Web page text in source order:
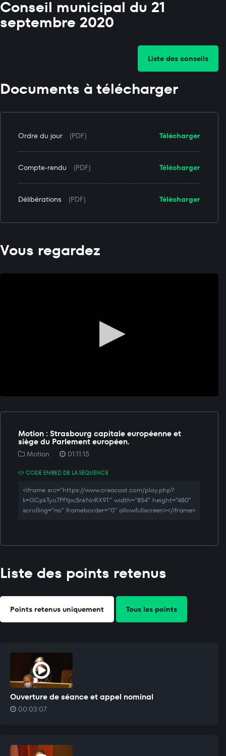
Conseil municipal du 21
septembre 2020
Liste des conseils
Documents à télécharger
Télécharger
Ordre du jour (PDF)
Télécharger
Compte-rendu (PDF)
Télécharger
Délibérations (PDF)
Vous regardez
Motion : Strasbourg capitale européenne et
siège du Parlement européen.
Motion 01:11:15
CODE EMBED DE LA SÉQUENCE
<iframe src="https://www.creacast.com/play.php?
k=GCpkTyo7PfYpcSnkNnRX9T" width="854" height="480"
scrolling="no" frameborder="0" allowfullscreen></iframe>
Liste des points retenus
Points retenus uniquement Tous les points
Ouverture de séance et appel nominal
00:03:07